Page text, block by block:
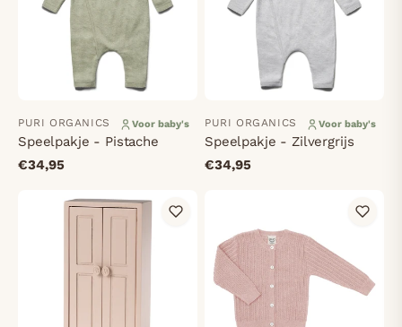
PURI ORGANICS Voor baby's
Speelpakje - Pistache
€34,95
PURI ORGANICS Voor baby's
Speelpakje - Zilvergrijs
€34,95